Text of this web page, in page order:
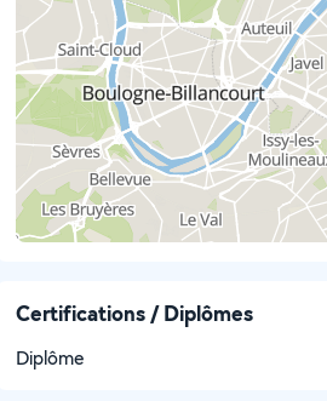
Certifications / Diplômes
Diplôme